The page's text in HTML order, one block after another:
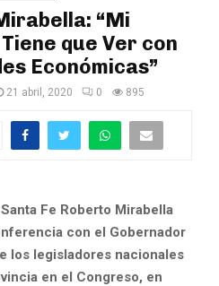
“Mi
que Ver con
Económicas”
21 abril, 2020 0 895
Fe Roberto Mirabella
con el Gobernador
los legisladores nacionales
en el Congreso, en